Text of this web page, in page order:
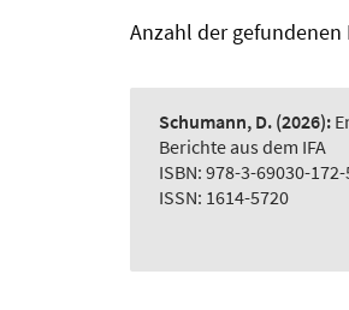
Anzahl der
Schumann, D. (2026):
Berichte aus dem IFA
ISBN: 978-3-69030-172-
ISSN: 1614-5720